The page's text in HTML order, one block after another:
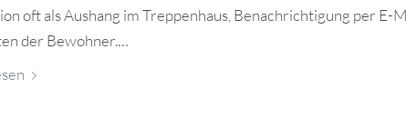
oft als Aushang im Treppenhaus, Benachrichtigung per E-
der Bewohner.…